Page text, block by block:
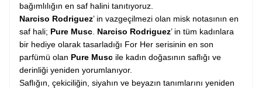
bağımlılığın en saf halini tanıtıyoruz.
Narciso Rodriguez’ in vazgeçilmezi olan misk notasının en
saf hali; Pure Musc Narciso Rodriguez’ in tüm kadınlara
bir hediye olarak tasarladığı For Her serisinin en son
parfümü olan Pure Musc ile kadın doğasının saflığı ve
derinliği yeniden yorumlanıyor.
Saflığın, çekiciliğin, siyahın ve beyazın tanımlarını yeniden